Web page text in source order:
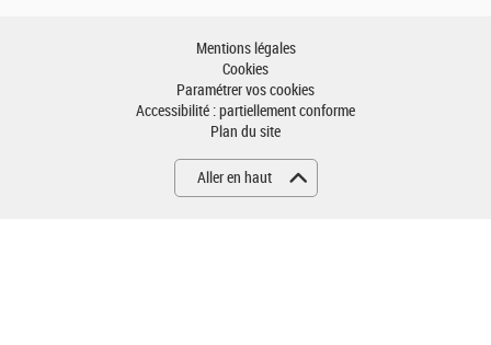
Mentions légales
Cookies
Paramétrer vos cookies
Accessibilité : partiellement conforme
Plan du site
Aller en haut